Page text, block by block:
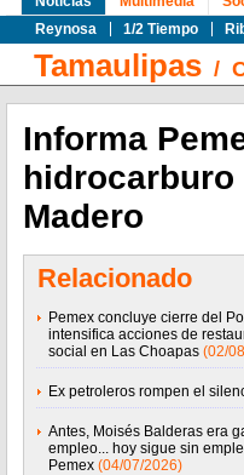
Reynosa
1/2 Tiempo
Tamaulipas /
Informa
hidrocarburo
Madero
Relacionado
Pemex concluye cierre del
intensifica acciones de
social en Las Choapas (02/
Ex petroleros rompen el
Antes, Moisés Balderas era
empleo... hoy sigue sin
Pemex (04/07/2026)